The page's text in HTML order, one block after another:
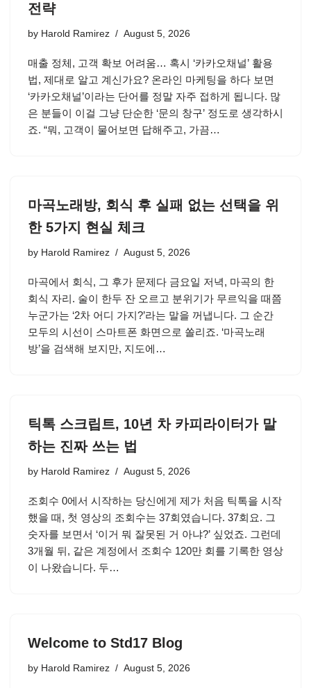
전략
by Harold Ramirez August 5, 2026
매출 정체, 고객 확보 어려움… 혹시 ‘카카오채널’ 활용
법, 제대로 알고 계신가요? 온라인 마케팅을 하다 보면
‘카카오채널’이라는 단어를 정말 자주 접하게 됩니다. 많
은 분들이 이걸 그냥 단순한 ‘문의 창구’ 정도로 생각하시
죠. “뭐, 고객이 물어보면 답해주고, 가끔…
마곡노래방, 회식 후 실패 없는 선택을 위
한 5가지 현실 체크
by Harold Ramirez August 5, 2026
마곡에서 회식, 그 후가 문제다 금요일 저녁, 마곡의 한
회식 자리. 술이 한두 잔 오르고 분위기가 무르익을 때쯤
누군가는 ‘2차 어디 가지?’라는 말을 꺼냅니다. 그 순간
모두의 시선이 스마트폰 화면으로 쏠리죠. ‘마곡노래
방’을 검색해 보지만, 지도에…
틱톡 스크립트, 10년 차 카피라이터가 말
하는 진짜 쓰는 법
by Harold Ramirez August 5, 2026
조회수 0에서 시작하는 당신에게 제가 처음 틱톡을 시작
했을 때, 첫 영상의 조회수는 37회였습니다. 37회요. 그
숫자를 보면서 ‘이거 뭐 잘못된 거 아냐?’ 싶었죠. 그런데
3개월 뒤, 같은 계정에서 조회수 120만 회를 기록한 영상
이 나왔습니다. 두…
Welcome to Std17 Blog
by Harold Ramirez August 5, 2026